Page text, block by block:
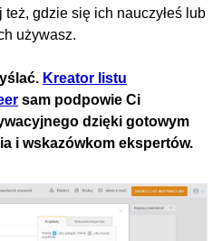
gdzie się ich nauczyłeś lub
używasz.
Kreator listu
sam podpowie Ci
dzięki gotowym
i wskazówkom ekspertów.